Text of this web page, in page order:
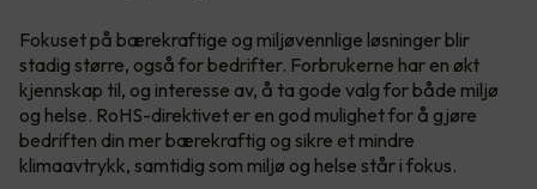
Fokuset på bærekraftige og miljøvennlige løsninger blir
stadig større, også for bedrifter. Forbrukerne har en økt
kjennskap til, og interesse av, å ta gode valg for både miljø
og helse. RoHS-direktivet er en god mulighet for å gjøre
bedriften din mer bærekraftig og sikre et mindre
klimaavtrykk, samtidig som miljø og helse står i fokus.